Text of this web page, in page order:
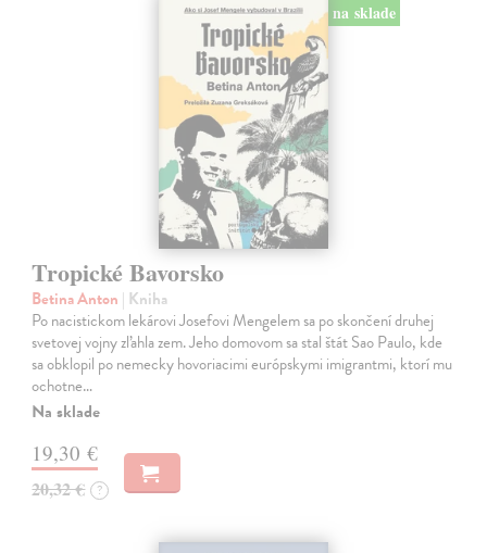
na sklade
Tropické Bavorsko
Betina Anton | Kniha
Po nacistickom lekárovi Josefovi Mengelem sa po skončení druhej
svetovej vojny zľahla zem. Jeho domovom sa stal štát Sao Paulo, kde
sa obklopil po nemecky hovoriacimi európskymi imigrantmi, ktorí mu
ochotne…
Na sklade
19,30 €
20,32 € ?